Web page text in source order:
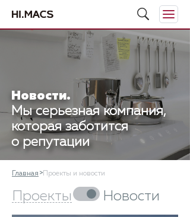
Новости.
Мы серьезная компания,
которая заботится
о репутации
Главная Проекты и новости
Проекты Новости